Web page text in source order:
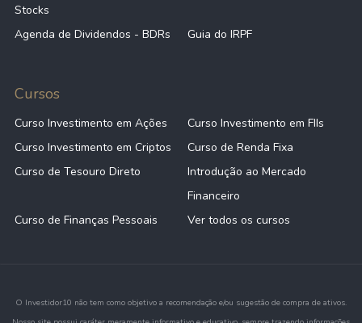
Stocks
Agenda de Dividendos - BDRs Guia do IRPF
Cursos
Curso Investimento em Ações
Curso Investimento em FIIs
Curso Investimento em Criptos
Curso de Renda Fixa
Curso de Tesouro Direto
Introdução ao Mercado
Financeiro
Curso de Finanças Pessoais
Ver todos os cursos
O Investidor10 não tem como objetivo a recomendação e/ou sugestão de compra de ativos.